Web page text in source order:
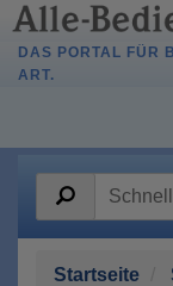
DAS PORTAL FÜR
ART.
Startseite